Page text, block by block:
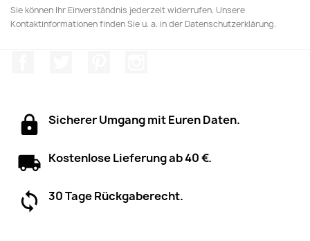
Sie können Ihr Einverständnis jederzeit widerrufen. Unsere
Kontaktinformationen finden Sie u. a. in der Datenschutzerklärung.
Sicherer Umgang mit Euren Daten.
Kostenlose Lieferung ab 40 €.
30 Tage Rückgaberecht.